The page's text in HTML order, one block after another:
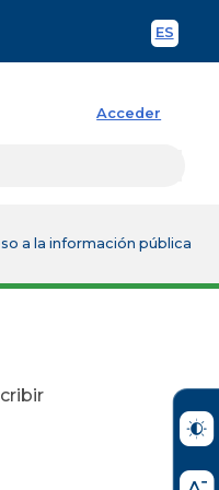
ES
Acceder
a la información pública